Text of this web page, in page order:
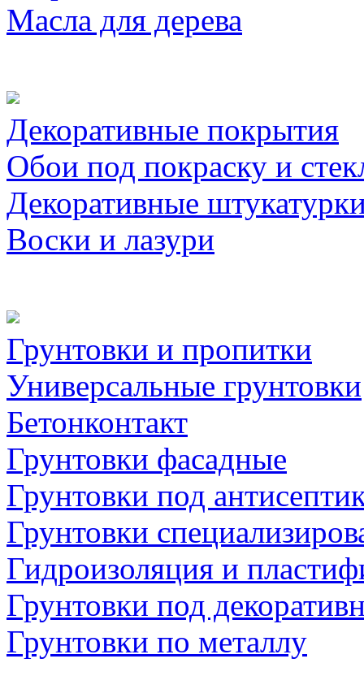
Масла для дерева
Декоративные покрытия
Обои под покраску и
Декоративные
Воски и лазури
Грунтовки и пропитки
Универсальные грунтовки
Бетонконтакт
Грунтовки фасадные
Грунтовки под
Грунтовки
Гидроизоляция и
Грунтовки под
Грунтовки по металлу